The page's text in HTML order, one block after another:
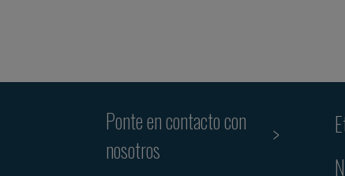
Ponte en contacto con
nosotros